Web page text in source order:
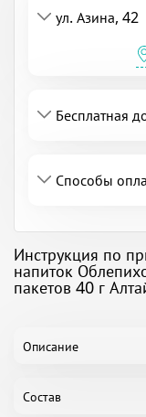
ул. Азина, 42
Бесплатная
Способы
Инструкция по
напиток
пакетов 40 г
Описание
Состав